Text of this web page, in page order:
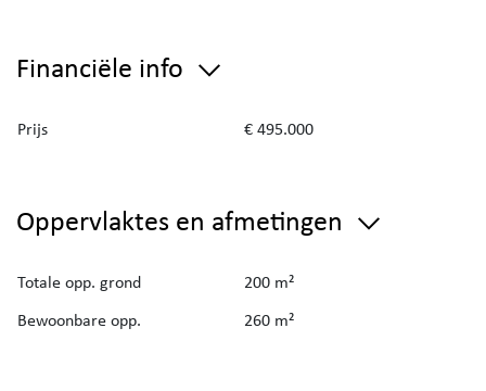
Financiële info
Prijs € 495.000
Oppervlaktes en afmetingen
Totale opp. grond
200 m²
Bewoonbare opp.
260 m²